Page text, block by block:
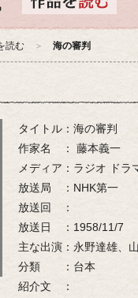
読む 海の審判
タイトル
海の審判
作家名
藤本義一
メディア
ラジオ ドラ
放送局
NHK第一
放送回
放送日
1958/11/7
主な出演
永野達雄、
分類
台本
紹介文